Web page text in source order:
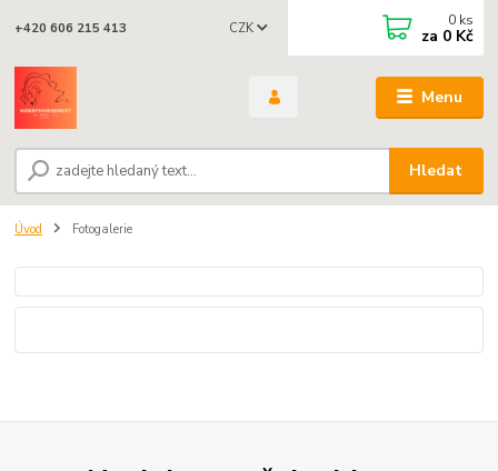
Menu
CZK
Hledat
+420 606 215 413 0 ks
za 0 Kč
Úvod Fotogalerie